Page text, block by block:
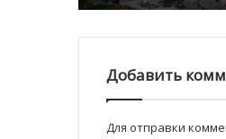
Добавить
Для отправки